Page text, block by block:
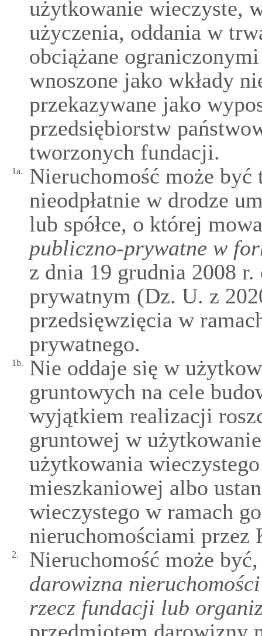
użytkowanie wieczyste,
użyczenia, oddania w
obciążane
wnoszone jako wkłady
przekazywane jako
przedsiębiorstw
tworzonych fundacji.
1a.
Nieruchomość może być
nieodpłatnie w drodze
lub spółce, o której
publiczno-prywatne w
z dnia 19 grudnia 2008
prywatnym (Dz. U. z
przedsięwzięcia w
prywatnego.
1b.
Nie oddaje się w
gruntowych na cele
wyjątkiem realizacji
gruntowej w
użytkowania
mieszkaniowej albo
wieczystego w ramach
nieruchomościami
2.
Nieruchomość może
darowizna
rzecz fundacji lub